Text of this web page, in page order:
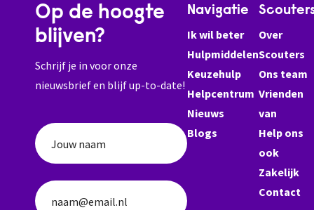
Op de hoogte
blijven?
Schrijf je in voor onze
nieuwsbrief en blijf up-to-date!
Jouw naam
naam@email.nl
Navigatie
Ik wil beter
Hulpmiddelen
Keuzehulp
Helpcentrum
Nieuws
Blogs
Over
Scouters
Ons team
Vrienden
van
Help ons
ook
Zakelijk
Contact